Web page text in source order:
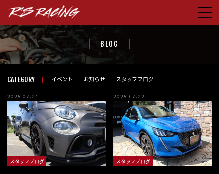
HOME
CONCEPT
PRODUCTS
STORE
BLOG
ABOUT US
CONTACT
FACEBOOK
BLOG
CATEGORY イベント お知らせ スタッフブログ
2025.07.24
スタッフブログ
2025.07.22
スタッフブログ